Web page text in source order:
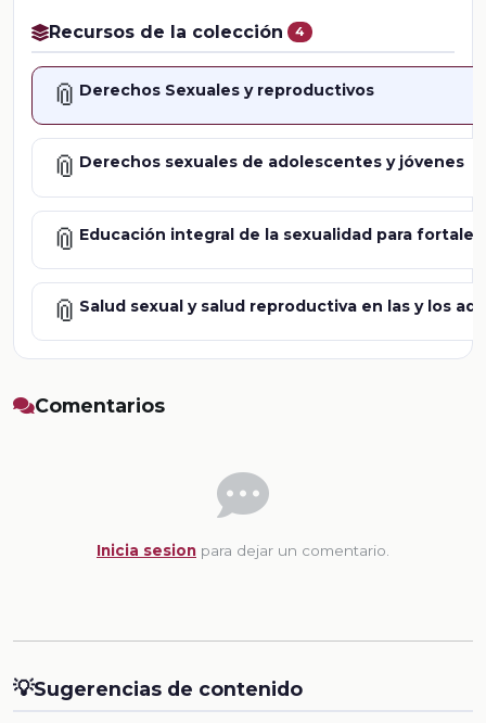
Recursos de la colección 4
📎 Derechos Sexuales y reproductivos
📎 Derechos sexuales de adolescentes y jóvenes
📎 Educación integral de la sexualidad para
📎 Salud sexual y salud reproductiva en las y los
Comentarios
Inicia sesion para dejar un comentario.
💡Sugerencias de contenido